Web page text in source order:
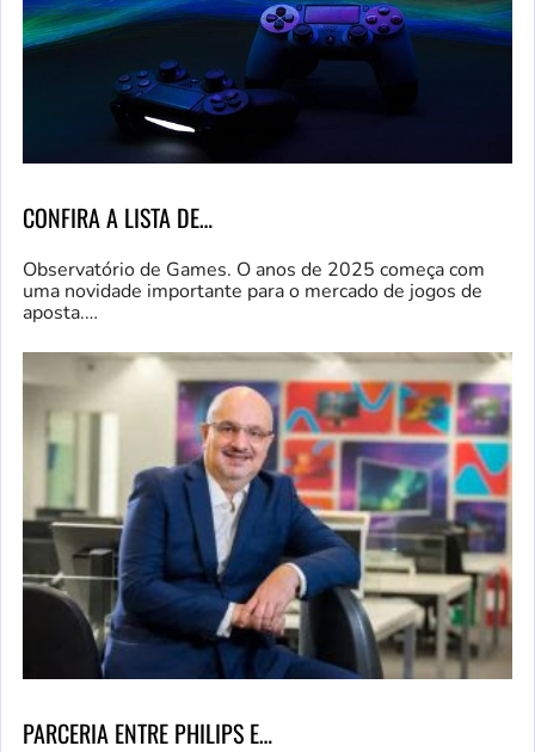
CONFIRA A LISTA DE…
Observatório de Games. O anos de 2025 começa com
uma novidade importante para o mercado de jogos de
aposta.…
PARCERIA ENTRE PHILIPS E…